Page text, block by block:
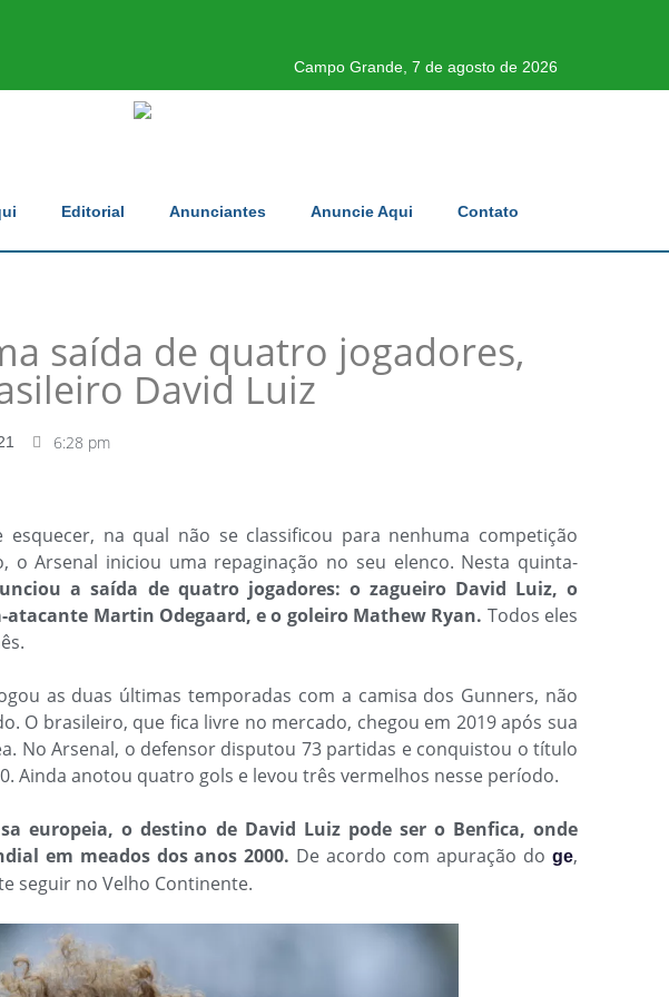
Campo Grande, 7 de agosto de 2026
Editorial Anunciantes Anuncie Aqui Contato
saída de quatro jogadores,
David Luiz
6:28 pm
na qual não se classificou para nenhuma competição
o Arsenal iniciou uma repaginação no seu elenco. Nesta quinta-
a saída de quatro jogadores: o zagueiro David Luiz, o
Martin Odegaard, e o goleiro Mathew Ryan. Todos eles
as duas últimas temporadas com a camisa dos Gunners, não
O brasileiro, que fica livre no mercado, chegou em 2019 após sua
No Arsenal, o defensor disputou 73 partidas e conquistou o título
Ainda anotou quatro gols e levou três vermelhos nesse período.
europeia, o destino de David Luiz pode ser o Benfica, onde
em meados dos anos 2000. De acordo com apuração do ge,
seguir no Velho Continente.